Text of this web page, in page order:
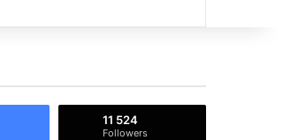
11 524
Followers